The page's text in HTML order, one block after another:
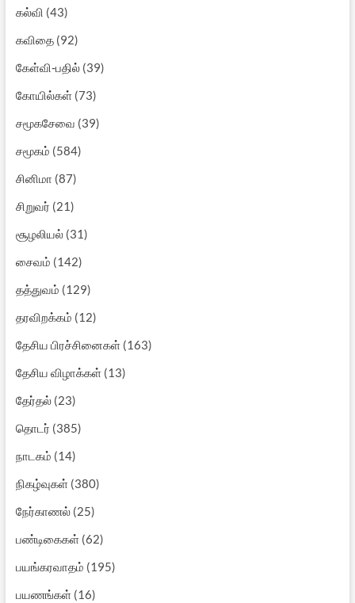
கல்வி (43)
கவிதை(92)
கேள்வி-பதில்(39)
கோயில்கள்(73)
சமூகசேவை (39)
சமூகம் (584)
சினிமா (87)
சிறுவர் (21)
சூழலியல்(31)
சைவம் (142)
தத்துவம் (129)
தரவிறக்கம் (12)
தேசிய பிரச்சினைகள்(163)
தேசிய விழாக்கள்(13)
தேர்தல்(23)
தொடர் (385)
நாடகம் (14)
நிகழ்வுகள்(380)
நேர்காணல்(25)
பண்டிகைகள்(62)
பயங்கரவாதம் (195)
பயணங்கள்(16)